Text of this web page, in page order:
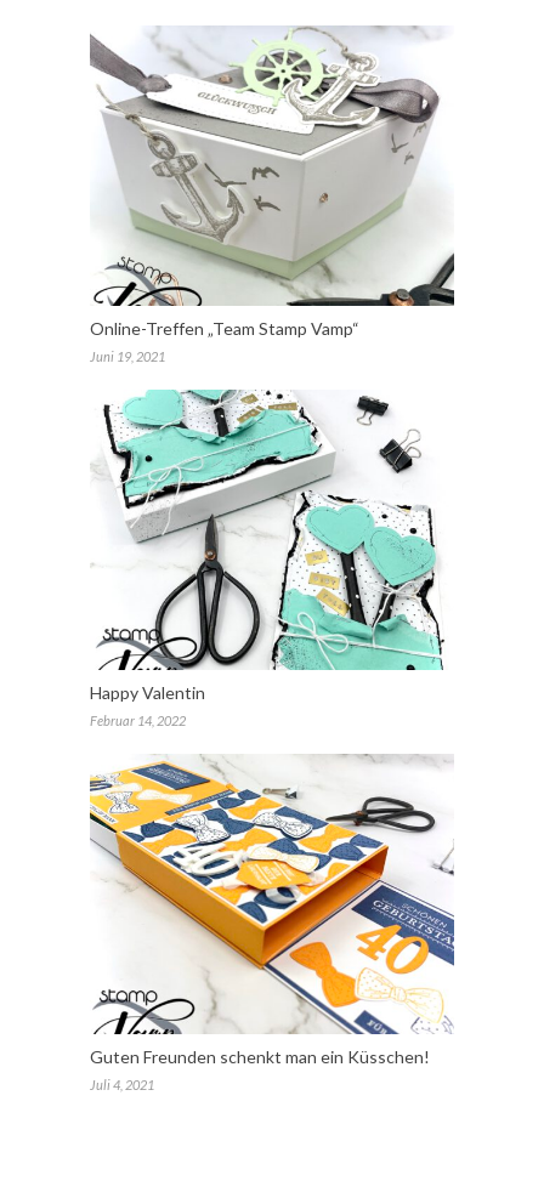
Online-Treffen „Team Stamp Vamp“
Juni 19, 2021
Happy Valentin
Februar 14, 2022
Guten Freunden schenkt man ein Küsschen!
Juli 4, 2021